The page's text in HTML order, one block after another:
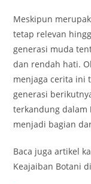
Meskipun
tetap relevan
generasi muda
dan rendah hati.
menjaga cerita ini
generasi
terkandung dalam
menjadi bagian
Baca juga artikel
Keajaiban Botani